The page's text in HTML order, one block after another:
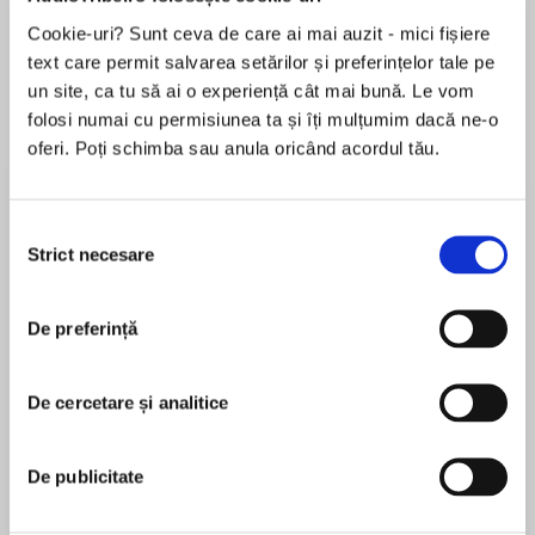
Cookie-uri? Sunt ceva de care ai mai auzit - mici fișiere
text care permit salvarea setărilor și preferințelor tale pe
un site, ca tu să ai o experiență cât mai bună. Le vom
folosi numai cu permisiunea ta și îți mulțumim dacă ne-o
oferi. Poți schimba sau anula oricând acordul tău.
consimțământului
Strict necesare
De preferință
De cercetare și analitice
De publicitate
Elita de Argint (Elita
de...
Dani Francis
Diavolul se îmbracă de
la...
Lauren Weisberger Sohn Won-pyung
Hardy’s classic ‘pastoral tale’ of wilful and
widower and the dashing but faithless soldier.
An immediate success when it was first
published in 1874, Thomas Hardy’s ‘pastoral
MAI MULT